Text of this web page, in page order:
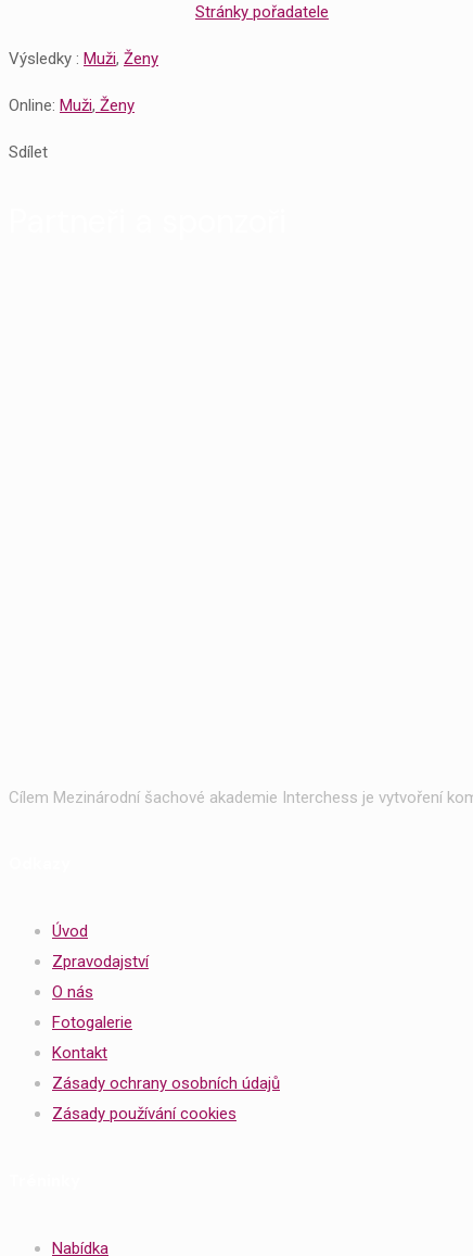
Stránky pořadatele
Výsledky : Muži, Ženy
Online: Muži, Ženy
Sdílet
Cílem Mezinárodní šachové akademie Interchess je vytvoření
Úvod
Zpravodajství
O nás
Fotogalerie
Kontakt
Zásady ochrany osobních údajů
Zásady používání cookies
Nabídka